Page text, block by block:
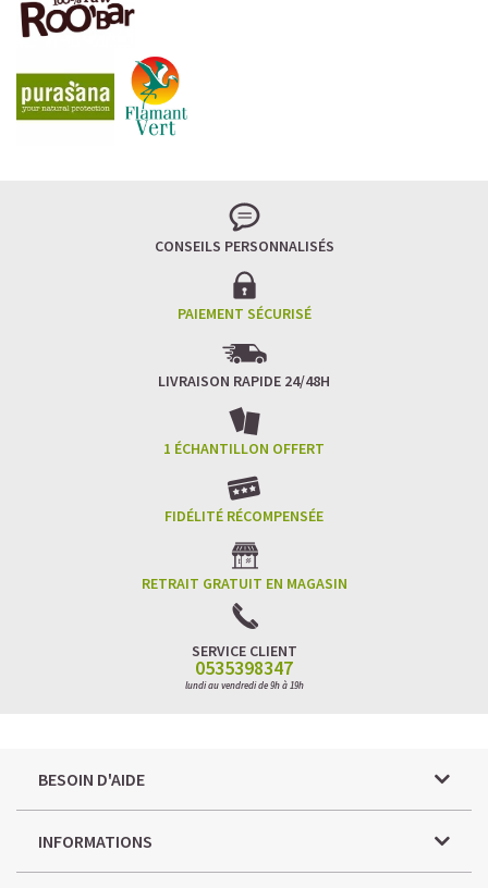
CONSEILS PERSONNALISÉS
PAIEMENT SÉCURISÉ
LIVRAISON RAPIDE 24/48H
1 ÉCHANTILLON OFFERT
FIDÉLITÉ RÉCOMPENSÉE
RETRAIT GRATUIT EN MAGASIN
SERVICE CLIENT
0535398347
lundi au vendredi de 9h à 19h
BESOIN D'AIDE
INFORMATIONS